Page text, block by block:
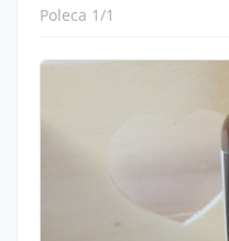
Poleca 1/1